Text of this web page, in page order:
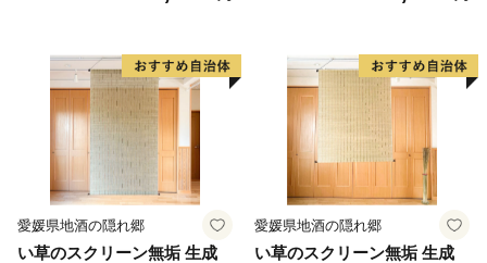
ウイルス効果 お取り寄せ 愛
知県 小牧市 送料無料
愛媛県地酒の隠れ郷
い草のスクリーン無垢 生成
愛媛県地酒の隠れ郷
い草のスクリーン無垢 生成